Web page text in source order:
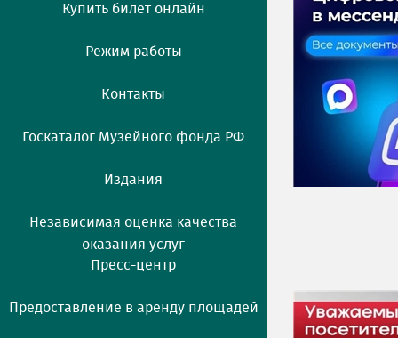
Купить билет онлайн
Режим работы
Контакты
Госкаталог Музейного фонда РФ
Издания
Независимая оценка качества
оказания услуг
Пресс-центр
Предоставление в аренду площадей